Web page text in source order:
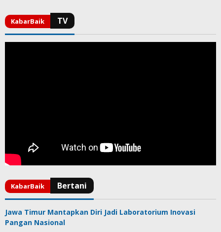
Jawa Timur Mantapkan Diri Jadi Laboratorium Inovasi
Pangan Nasional